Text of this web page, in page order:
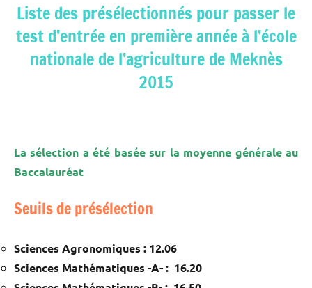
Liste des présélectionnés pour passer le
test d’entrée en première année à l’école
nationale de l’agriculture de Meknès
2015
La sélection a été basée sur la moyenne générale au
Baccalauréat
Seuils de présélection
Sciences Agronomiques : 12.06
Sciences Mathématiques -A- : 16.20